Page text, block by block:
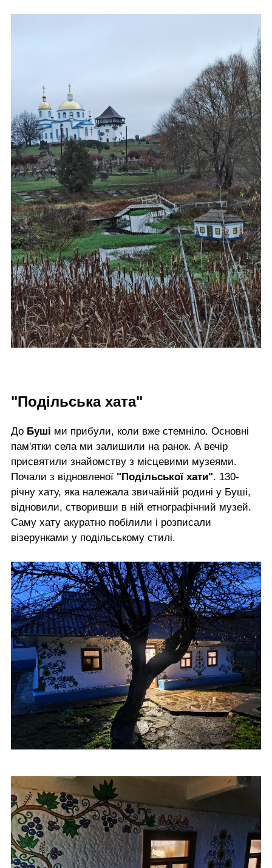
"Подільська хата"
До Буші ми прибули, коли вже стемніло. Основні
пам'ятки села ми залишили на ранок. А вечір
присвятили знайомству з місцевими музеями.
Почали з відновленої "Подільської хати". 130-
річну хату, яка належала звичайній родині у Буші,
відновили, створивши в ній етнографічний музей.
Саму хату акуратно побілили і розписали
візерунками у подільському стилі.